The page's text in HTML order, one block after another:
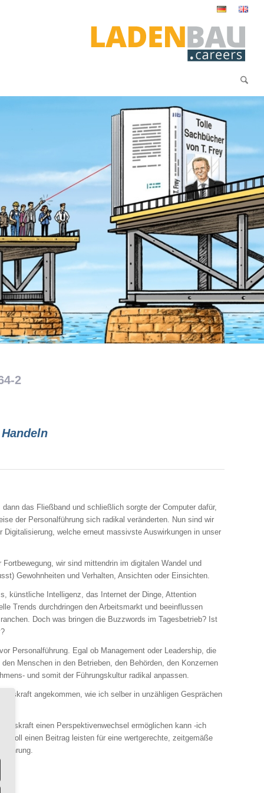
2
das Fließband und schließlich sorgte der Computer dafür,
der Personalführung sich radikal veränderten. Nun sind wir
Digitalisierung, welche erneut massivste Auswirkungen in unser
wir sind mittendrin im digitalen Wandel und
Gewohnheiten und Verhalten, Ansichten oder Einsichten.
künstliche Intelligenz, das Internet der Dinge, Attention
Trends durchdringen den Arbeitsmarkt und beeinflussen
Doch was bringen die Buzzwords im Tagesbetrieb? Ist
Personalführung. Egal ob Management oder Leadership, die
Menschen in den Betrieben, den Behörden, den Konzernen
und somit der Führungskultur radikal anpassen.
angekommen, wie ich selber in unzähligen Gesprächen
einen Perspektivenwechsel ermöglichen kann -ich
soll einen Beitrag leisten für eine wertgerechte, zeitgemäße